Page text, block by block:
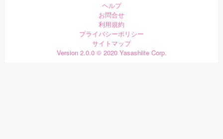
ヘルプ
お問合せ
利用規約
プライバシーポリシー
サイトマップ
Version 2.0.0 © 2020 Yasashiite Corp.